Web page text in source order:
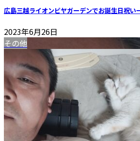
広島三越ライオンビヤガーデンでお誕生日祝い
2023年6月26日
その他